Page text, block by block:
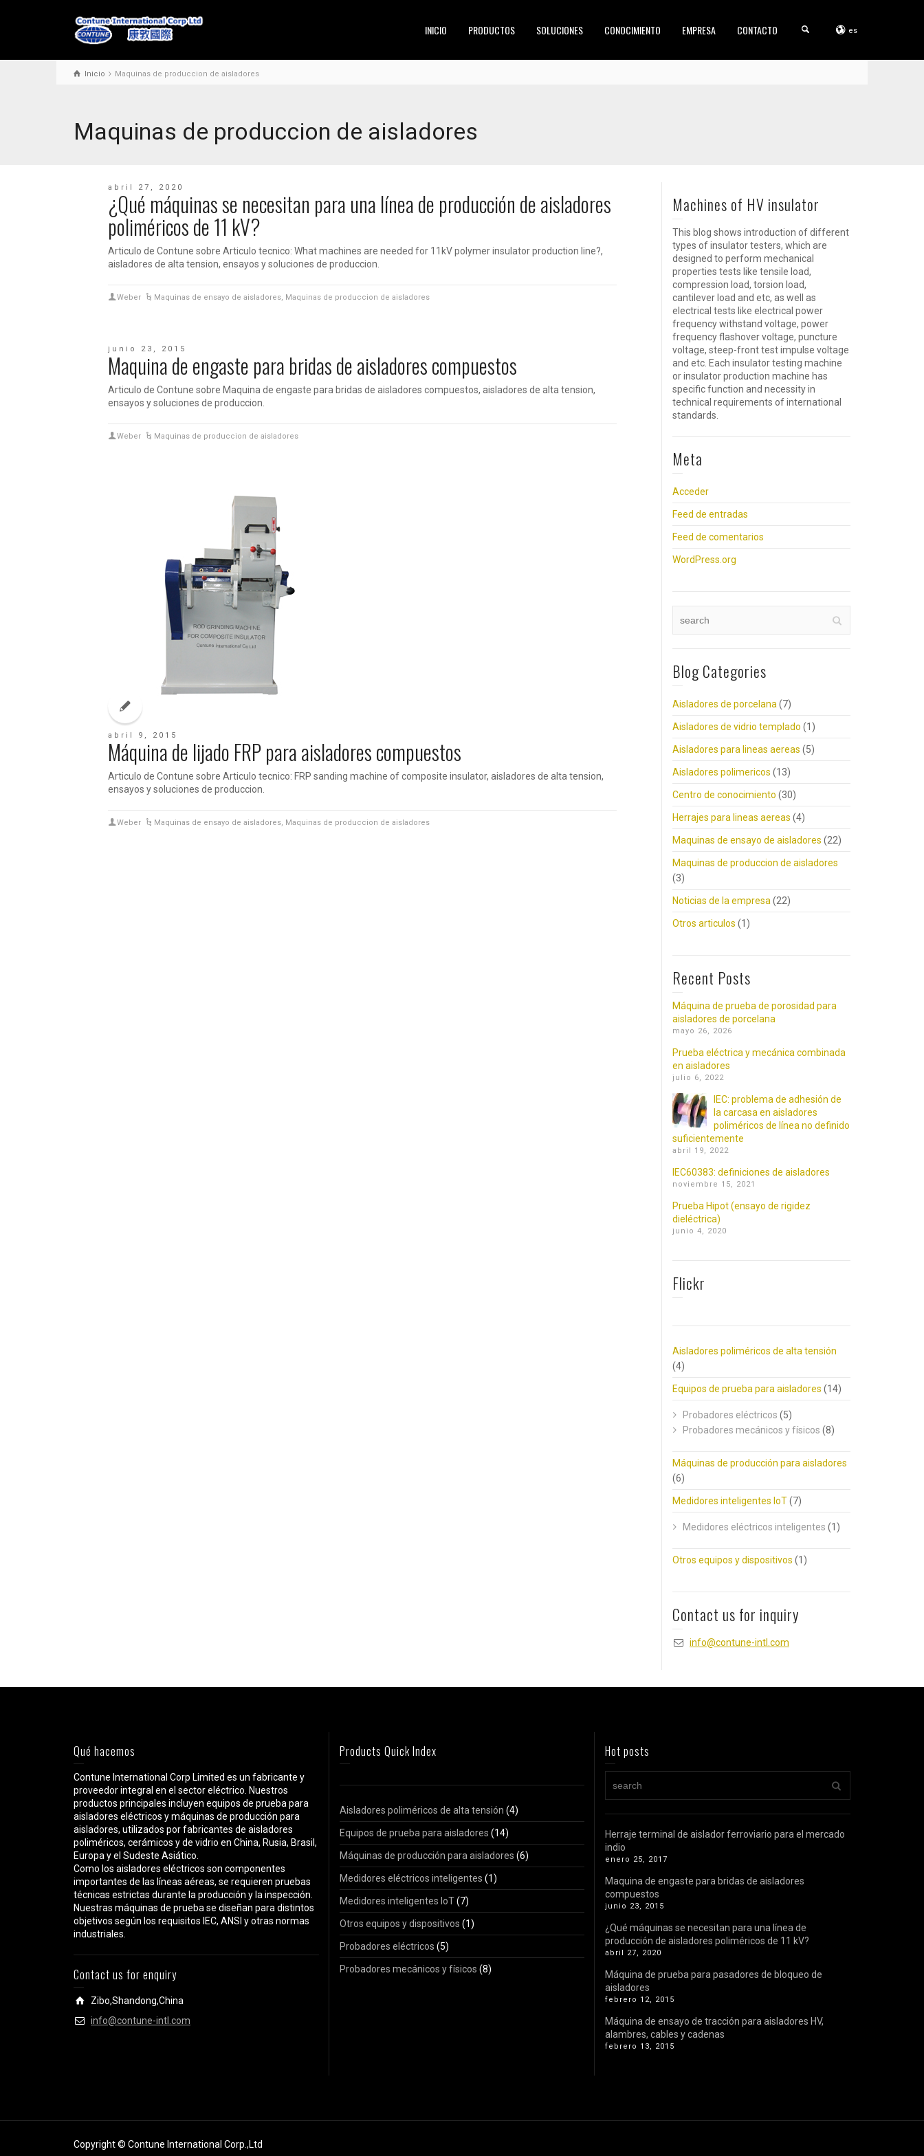
INICIO PRODUCTOS SOLUCIONES CONOCIMIENTO EMPRESA CONTACTO es
Inicio Maquinas de produccion de aisladores
Maquinas de produccion de aisladores
abril 27, 2020
¿Qué máquinas se necesitan para una línea de producción de aisladores
poliméricos de 11 kV?
Articulo de Contune sobre Articulo tecnico: What machines are needed for 11kV polymer insulator production line?,
aisladores de alta tension, ensayos y soluciones de produccion.
Weber Maquinas de ensayo de aisladores, Maquinas de produccion de aisladores
junio 23, 2015
Maquina de engaste para bridas de aisladores compuestos
Articulo de Contune sobre Maquina de engaste para bridas de aisladores compuestos, aisladores de alta tension,
ensayos y soluciones de produccion.
Weber Maquinas de produccion de aisladores
abril 9, 2015
Máquina de lijado FRP para aisladores compuestos
Articulo de Contune sobre Articulo tecnico: FRP sanding machine of composite insulator, aisladores de alta tension,
ensayos y soluciones de produccion.
Weber Maquinas de ensayo de aisladores, Maquinas de produccion de aisladores
Machines of HV insulator
This blog shows introduction of different
types of insulator testers, which are
designed to perform mechanical
properties tests like tensile load,
compression load, torsion load,
cantilever load and etc, as well as
electrical tests like electrical power
frequency withstand voltage, power
frequency flashover voltage, puncture
voltage, steep-front test impulse voltage
and etc. Each insulator testing machine
or insulator production machine has
specific function and necessity in
technical requirements of international
standards.
Meta
Acceder
Feed de entradas
Feed de comentarios
WordPress.org
Blog Categories
Aisladores de porcelana(7)
Aisladores de vidrio templado (1)
Aisladores para lineas aereas (5)
Aisladores polimericos (13)
Centro de conocimiento (30)
Herrajes para lineas aereas (4)
Maquinas de ensayo de aisladores (22)
Maquinas de produccion de aisladores
(3)
Noticias de la empresa(22)
Otros articulos (1)
Recent Posts
Máquina de prueba de porosidad para
aisladores de porcelana
mayo 26, 2026
Prueba eléctrica y mecánica combinada
en aisladores
julio 6, 2022
IEC: problema de adhesión de
la carcasa en aisladores
poliméricos de línea no definido
suficientemente
abril 19, 2022
IEC60383: definiciones de aisladores
noviembre 15, 2021
Prueba Hipot (ensayo de rigidez
dieléctrica)
junio 4, 2020
Flickr
Aisladores poliméricos de alta tensión
(4)
Equipos de prueba para aisladores (14)
Probadores eléctricos (5)
Probadores mecánicos y físicos (8)
Máquinas de producción para aisladores
(6)
Medidores inteligentes IoT(7)
Medidores eléctricos inteligentes (1)
Otros equipos y dispositivos (1)
Contact us for inquiry
info@contune-intl.com
Qué hacemos
Contune International Corp Limited es un fabricante y
proveedor integral en el sector eléctrico. Nuestros
productos principales incluyen equipos de prueba para
aisladores eléctricos y máquinas de producción para
aisladores, utilizados por fabricantes de aisladores
poliméricos, cerámicos y de vidrio en China, Rusia, Brasil,
Europa y el Sudeste Asiático.
Como los aisladores eléctricos son componentes
importantes de las líneas aéreas, se requieren pruebas
técnicas estrictas durante la producción y la inspección.
Nuestras máquinas de prueba se diseñan para distintos
objetivos según los requisitos IEC, ANSI y otras normas
industriales.
Contact us for enquiry
Zibo,Shandong,China
info@contune-intl.com
Products Quick Index
Aisladores poliméricos de alta tensión (4)
Equipos de prueba para aisladores (14)
Máquinas de producción para aisladores (6)
Medidores eléctricos inteligentes (1)
Medidores inteligentes IoT(7)
Otros equipos y dispositivos (1)
Probadores eléctricos (5)
Probadores mecánicos y físicos (8)
Hot posts
Herraje terminal de aislador ferroviario para el mercado
indio
enero 25, 2017
Maquina de engaste para bridas de aisladores
compuestos
junio 23, 2015
¿Qué máquinas se necesitan para una línea de
producción de aisladores poliméricos de 11 kV?
abril 27, 2020
Máquina de prueba para pasadores de bloqueo de
aisladores
febrero 12, 2015
Máquina de ensayo de tracción para aisladores HV,
alambres, cables y cadenas
febrero 13, 2015
Copyright © Contune International Corp.,Ltd